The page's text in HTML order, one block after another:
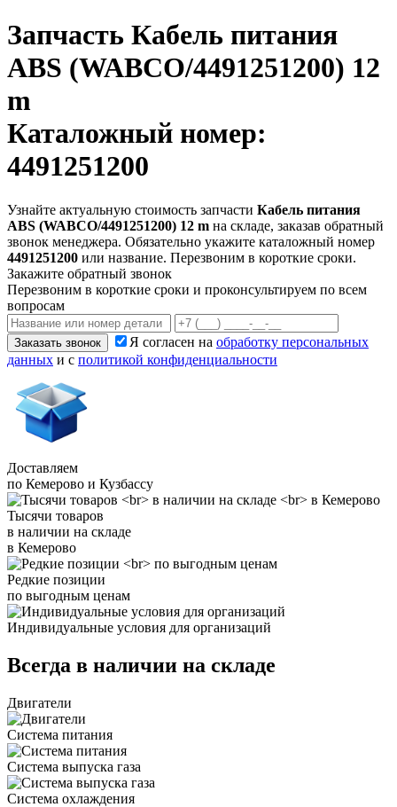
Запчасть Кабель питания
ABS (WABCO/4491251200) 12
m
Каталожный номер:
4491251200
Узнайте актуальную стоимость запчасти Кабель питания
ABS (WABCO/4491251200) 12 m на складе, заказав обратный
звонок менеджера. Обязательно укажите каталожный номер
4491251200 или название. Перезвоним в короткие сроки.
Закажите обратный звонок
Перезвоним в короткие сроки и проконсультируем по всем
вопросам
Заказать звонок Я согласен на обработку персональных
данных и с политикой конфиденциальности
Доставляем
по Кемерово и Кузбассу
Тысячи товаров
в наличии на складе
в Кемерово
Редкие позиции
по выгодным ценам
Индивидуальные условия для организаций
Всегда в наличии на складе
Двигатели
Система питания
Система выпуска газа
Система охлаждения